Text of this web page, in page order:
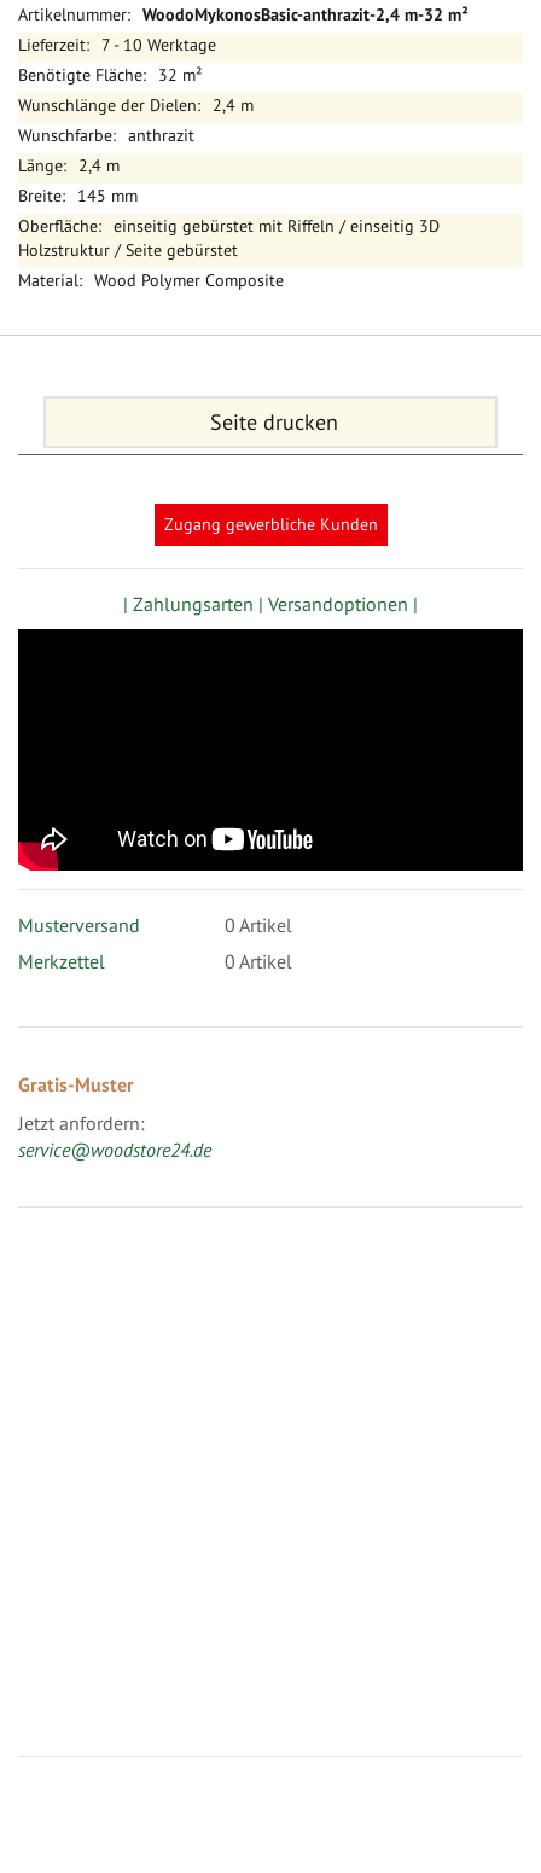
Mehr
Informationen
WoodoMykonosBasic-anthrazit-2,4 m-32 m²
7 - 10 Werktage
32 m²
2,4 m
anthrazit
2,4 m
145 mm
einseitig gebürstet mit Riffeln / einseitig 3D
Holzstruktur / Seite gebürstet
Wood Polymer Composite
Seite drucken
Zugang gewerbliche Kunden
| Zahlungsarten | Versandoptionen |
Musterversand 0 Artikel
Merkzettel
0 Artikel
Gratis-Muster
Jetzt anfordern:
service@woodstore24.de